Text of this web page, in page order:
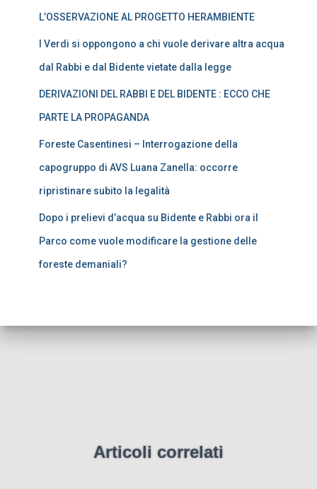
L’OSSERVAZIONE AL PROGETTO HERAMBIENTE
I Verdi si oppongono a chi vuole derivare altra acqua
dal Rabbi e dal Bidente vietate dalla legge
DERIVAZIONI DEL RABBI E DEL BIDENTE : ECCO CHE
PARTE LA PROPAGANDA
Foreste Casentinesi – Interrogazione della
capogruppo di AVS Luana Zanella: occorre
ripristinare subito la legalità
Dopo i prelievi d’acqua su Bidente e Rabbi ora il
Parco come vuole modificare la gestione delle
foreste demaniali?
Articoli correlati